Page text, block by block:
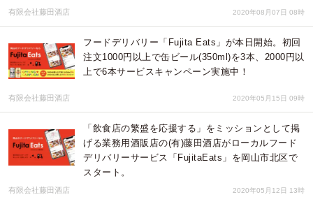
有限会社藤田酒店 2020年08月07日 08時
フードデリバリー「Fujita Eats」が本日開始。初回
注文1000円以上で缶ビール(350ml)を3本、2000円以
上で6本サービスキャンペーン実施中！
有限会社藤田酒店 2020年05月15日 09時
「飲食店の繁盛を応援する」をミッションとして掲
げる業務用酒販店の(有)藤田酒店がローカルフード
デリバリーサービス「FujitaEats」を岡山市北区で
スタート。
有限会社藤田酒店 2020年05月12日 13時